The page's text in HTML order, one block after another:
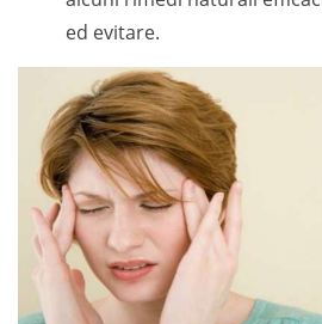
ed evitare.